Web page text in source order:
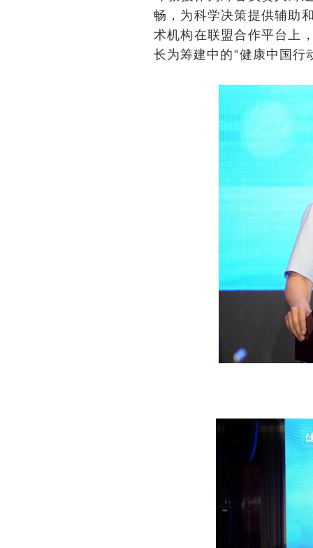
畅，为科学决策提供辅助
术机构在联盟合作平台上
长为筹建中的“健康中国行